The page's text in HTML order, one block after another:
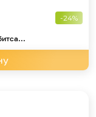
-24%